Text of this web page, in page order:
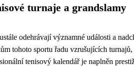
turnaje a grandslamy
odehrávají významné události a
tohoto sportu řadu vzrušujících turnajů,
tenisový kalendář je naplněn